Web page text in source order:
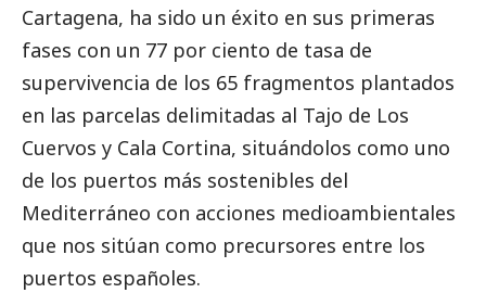
Cartagena, ha sido un éxito en sus primeras
fases con un 77 por ciento de tasa de
supervivencia de los 65 fragmentos plantados
en las parcelas delimitadas al Tajo de Los
Cuervos y Cala Cortina, situándolos como uno
de los puertos más sostenibles del
Mediterráneo con acciones medioambientales
que nos sitúan como precursores entre los
puertos españoles.